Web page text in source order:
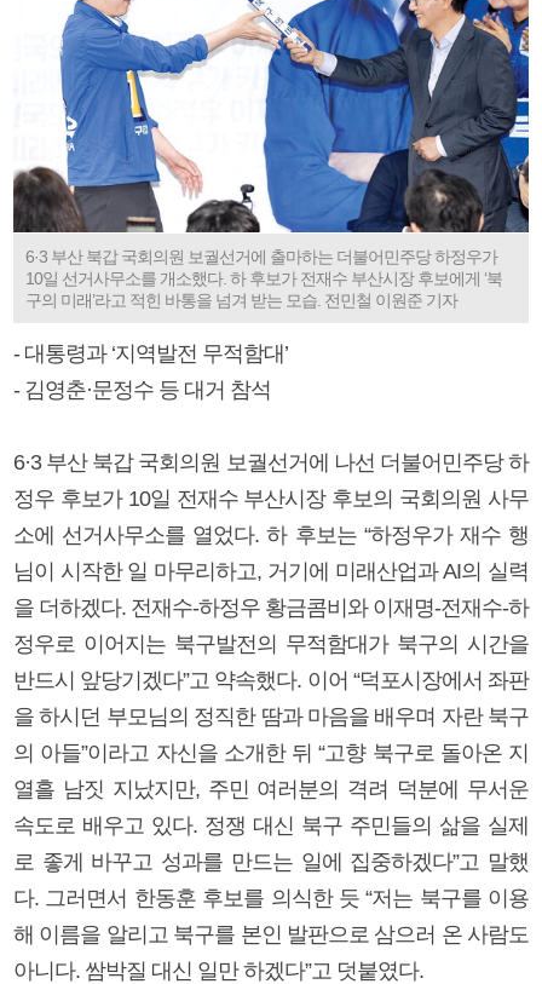
6·3 부산 북갑 국회의원 보궐선거에 출마하는 더불어민주당 하정우가
10일 선거사무소를 개소했다. 하 후보가 전재수 부산시장 후보에게 ‘북
구의 미래’라고 적힌 바통을 넘겨 받는 모습. 전민철 이원준 기자
- 대통령과 ‘지역발전 무적함대’
- 김영춘·문정수 등 대거 참석
6·3 부산 북갑 국회의원 보궐선거에 나선 더불어민주당 하
정우 후보가 10일 전재수 부산시장 후보의 국회의원 사무
소에 선거사무소를 열었다. 하 후보는 “하정우가 재수 행
님이 시작한 일 마무리하고, 거기에 미래산업과 AI의 실력
을 더하겠다. 전재수-하정우 황금콤비와 이재명-전재수-하
정우로 이어지는 북구발전의 무적함대가 북구의 시간을
반드시 앞당기겠다”고 약속했다. 이어 “덕포시장에서 좌판
을 하시던 부모님의 정직한 땀과 마음을 배우며 자란 북구
의 아들”이라고 자신을 소개한 뒤 “고향 북구로 돌아온 지
열흘 남짓 지났지만, 주민 여러분의 격려 덕분에 무서운
속도로 배우고 있다. 정쟁 대신 북구 주민들의 삶을 실제
로 좋게 바꾸고 성과를 만드는 일에 집중하겠다”고 말했
다. 그러면서 한동훈 후보를 의식한 듯 “저는 북구를 이용
해 이름을 알리고 북구를 본인 발판으로 삼으러 온 사람도
아니다. 쌈박질 대신 일만 하겠다”고 덧붙였다.